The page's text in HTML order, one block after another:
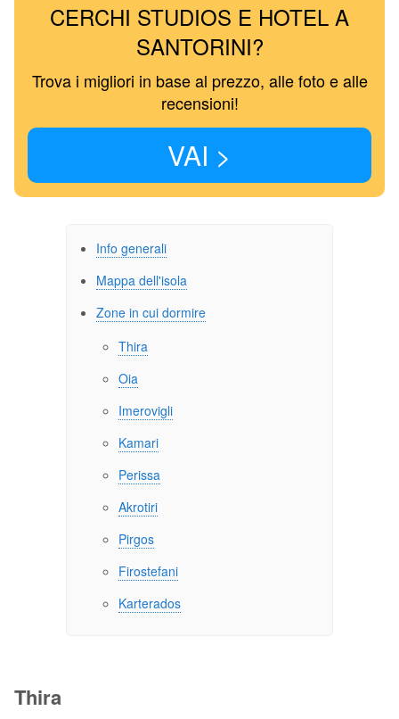
CERCHI STUDIOS E HOTEL A
SANTORINI?
Trova i migliori in base al prezzo, alle foto e alle
recensioni!
VAI >
Info generali
Mappa dell'isola
Zone in cui dormire
Thira
Oia
Imerovigli
Kamari
Perissa
Akrotiri
Pirgos
Firostefani
Karterados
Thira